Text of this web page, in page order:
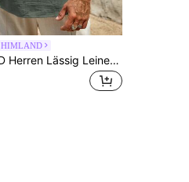
HIMLAND
HIMLAND Herren Lässig Leinen Henley Hemd, Sommer Kurzarm V-Ausschnitt Strand Oberteil, Hippie Bohemian lockerer Schnitt Hemd, atmungsaktiv